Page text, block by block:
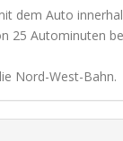
dem Auto
25 Autominuten
Nord-West-Bahn.